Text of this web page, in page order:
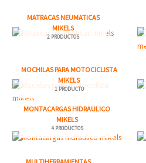
MATRACAS NEUMATICAS
MIKELS
2 PRODUCTOS
MOCHILAS PARA MOTOCICLISTA
MIKELS
1 PRODUCTO
MONTACARGAS HIDRAULICO
MIKELS
4 PRODUCTOS